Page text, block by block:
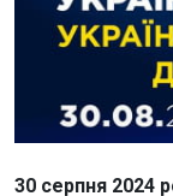
30 серпня 2024